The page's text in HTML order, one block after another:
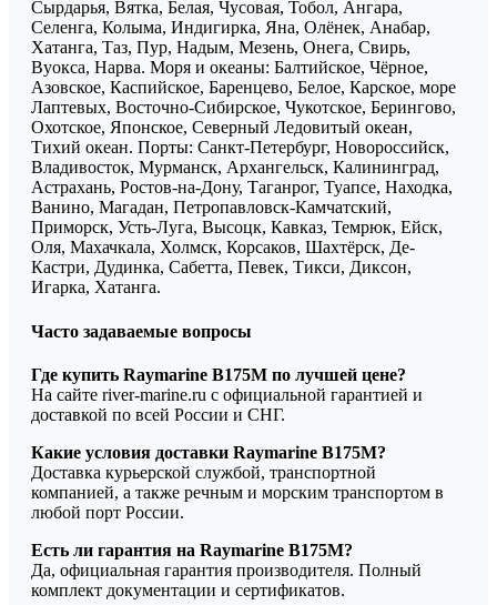
Сырдарья, Вятка, Белая, Чусовая, Тобол, Ангара,
Селенга, Колыма, Индигирка, Яна, Олёнек, Анабар,
Хатанга, Таз, Пур, Надым, Мезень, Онега, Свирь,
Вуокса, Нарва. Моря и океаны: Балтийское, Чёрное,
Азовское, Каспийское, Баренцево, Белое, Карское, море
Лаптевых, Восточно-Сибирское, Чукотское, Берингово,
Охотское, Японское, Северный Ледовитый океан,
Тихий океан. Порты: Санкт-Петербург, Новороссийск,
Владивосток, Мурманск, Архангельск, Калининград,
Астрахань, Ростов-на-Дону, Таганрог, Туапсе, Находка,
Ванино, Магадан, Петропавловск-Камчатский,
Приморск, Усть-Луга, Высоцк, Кавказ, Темрюк, Ейск,
Оля, Махачкала, Холмск, Корсаков, Шахтёрск, Де-
Кастри, Дудинка, Сабетта, Певек, Тикси, Диксон,
Игарка, Хатанга.
Часто задаваемые вопросы
Где купить Raymarine B175M по лучшей цене?
На сайте river-marine.ru с официальной гарантией и
доставкой по всей России и СНГ.
Какие условия доставки Raymarine B175M?
Доставка курьерской службой, транспортной
компанией, а также речным и морским транспортом в
любой порт России.
Есть ли гарантия на Raymarine B175M?
Да, официальная гарантия производителя. Полный
комплект документации и сертификатов.